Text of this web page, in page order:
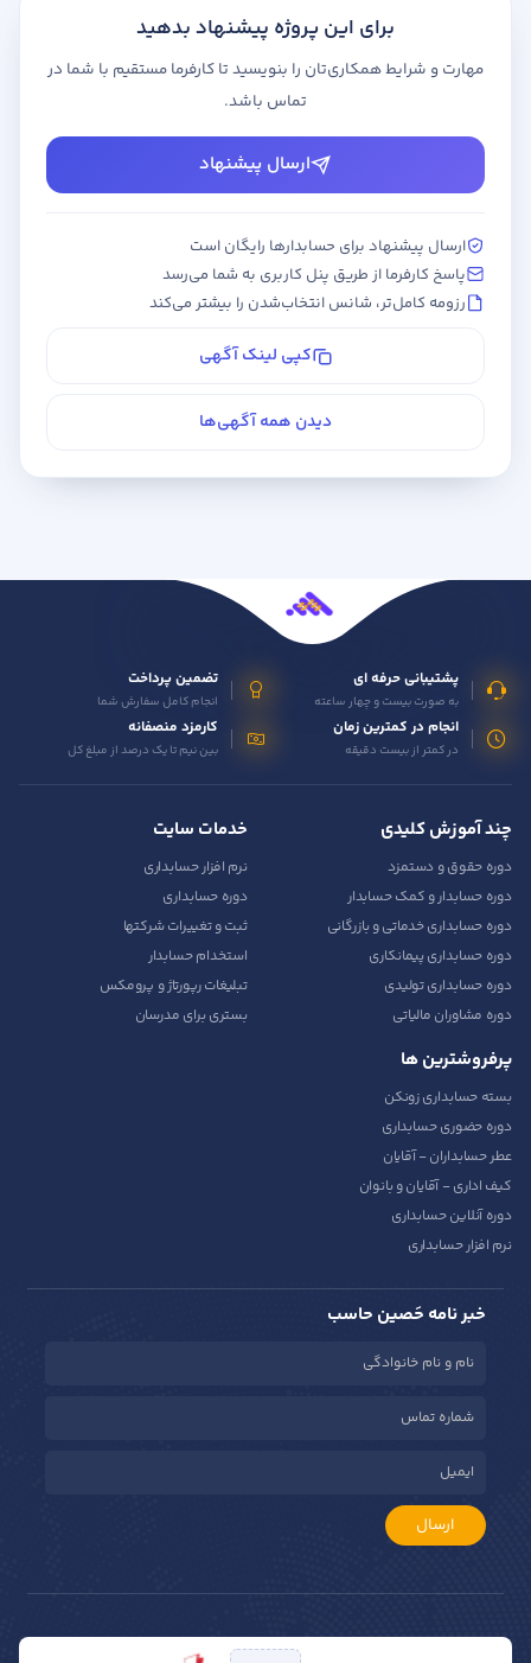
برای این پروژه پیشنهاد بدهید
مهارت و شرایط همکاری‌تان را بنویسید تا کارفرما مستقیم با شما در
تماس باشد.
ارسال پیشنهاد
ارسال پیشنهاد برای حسابدارها رایگان است
پاسخ کارفرما از طریق پنل کاربری به شما می‌رسد
رزومه کامل‌تر، شانس انتخاب‌شدن را بیشتر می‌کند
کپی لینک آگهی
دیدن همه آگهی‌ها
پشتیبانی حرفه ای
به صورت بیست و چهار ساعته
تضمین پرداخت
انجام کامل سفارش شما
انجام در کمترین زمان
در کمتر از بیست دقیقه
کارمزد منصفانه
بین نیم تا یک درصد از مبلغ کل
چند آموزش کلیدی
دوره حقوق و دستمزد
دوره حسابدار و کمک حسابدار
دوره حسابداری خدماتی و بازرگانی
دوره حسابداری پیمانکاری
دوره حسابداری تولیدی
دوره مشاوران مالیاتی
خدمات سایت
نرم افزار حسابداری
دوره حسابداری
ثبت و تغییرات شرکتها
استخدام حسابدار
تبلیغات رپورتاژ و پرومکس
بستری برای مدرسان
پرفروشترین ها
بسته حسابداری زونکن
دوره حضوری حسابداری
عطر حسابداران - آقایان
کیف اداری - آقایان و بانوان
دوره آنلاین حسابداری
نرم افزار حسابداری
خبر نامه حَصین حاسب
ارسال